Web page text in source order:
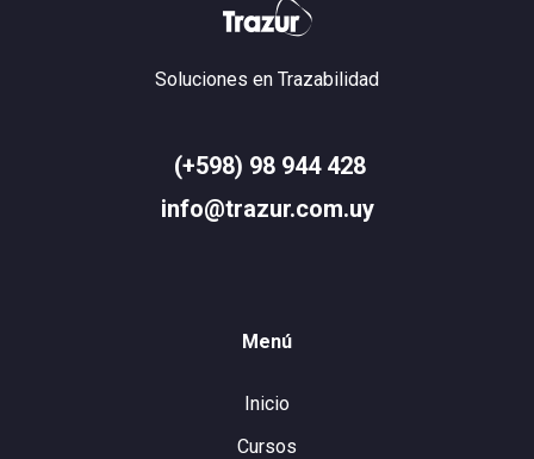
Soluciones en Trazabilidad
(+598) 98 944 428
info@trazur.com.uy
Menú
Inicio
Cursos